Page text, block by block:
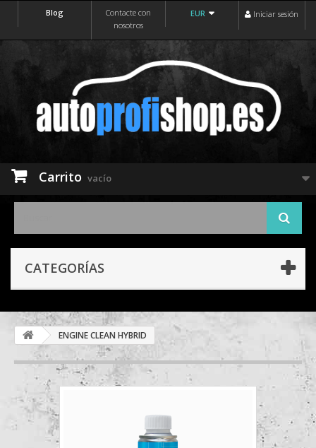
Iniciar sesión
EUR
Contacte con
nosotros
Blog
Carrito vacío
CATEGORÍAS
ENGINE CLEAN HYBRID